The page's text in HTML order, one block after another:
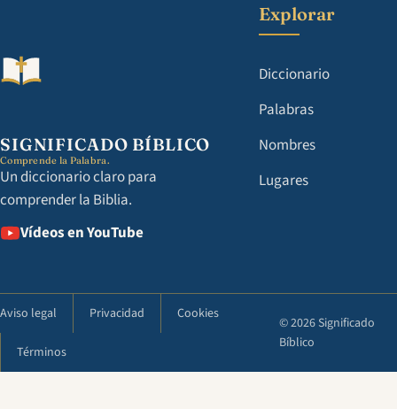
SIGNIFICADO BÍBLICO
Comprende la Palabra.
Un diccionario claro para
comprender la Biblia.
Vídeos en YouTube
Explorar
Diccionario
Palabras
Nombres
Lugares
Aviso legal Privacidad Cookies
Términos
© 2026 Significado
Bíblico